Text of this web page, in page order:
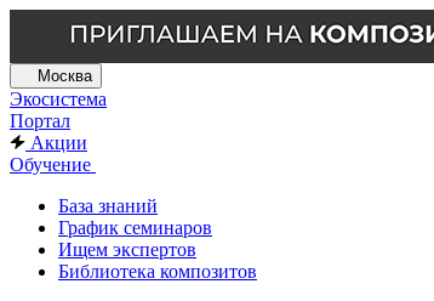
Москва
Экосистема
Портал
Акции
Обучение
База знаний
График семинаров
Ищем экспертов
Библиотека композитов